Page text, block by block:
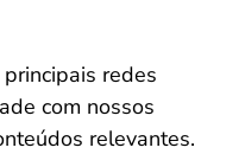
redes
com nossos
relevantes.